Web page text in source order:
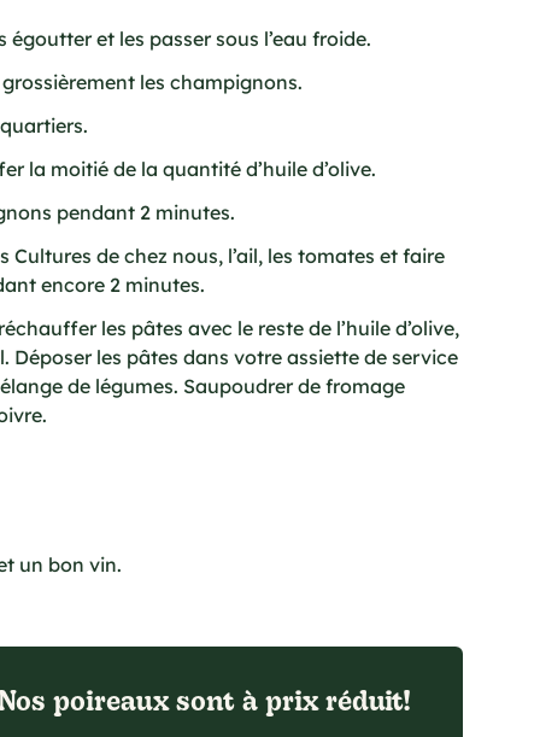
égoutter et les passer sous l’eau froide.
les champignons.
la moitié de la quantité d’huile d’olive.
pendant 2 minutes.
Cultures de chez nous, l’ail, les tomates et faire
encore 2 minutes.
les pâtes avec le reste de l’huile d’olive,
Déposer les pâtes dans votre assiette de service
de légumes. Saupoudrer de fromage
un bon vin.
poireaux sont à prix réduit!